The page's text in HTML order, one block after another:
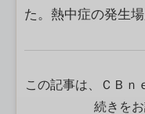
た。熱中症の発生
この記事は、ＣＢｎ
続きを